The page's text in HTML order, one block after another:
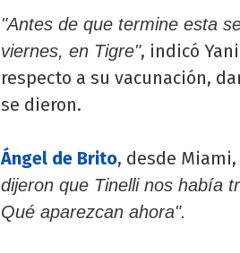
"Antes de que termine esta
viernes, en Tigre", indicó
respecto a su vacunación,
se dieron.
Ángel de Brito, desde
dijeron que Tinelli nos había
Qué aparezcan ahora".